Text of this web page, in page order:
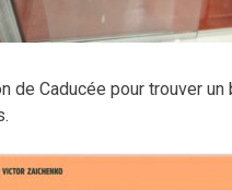
de Caducée pour trouver un